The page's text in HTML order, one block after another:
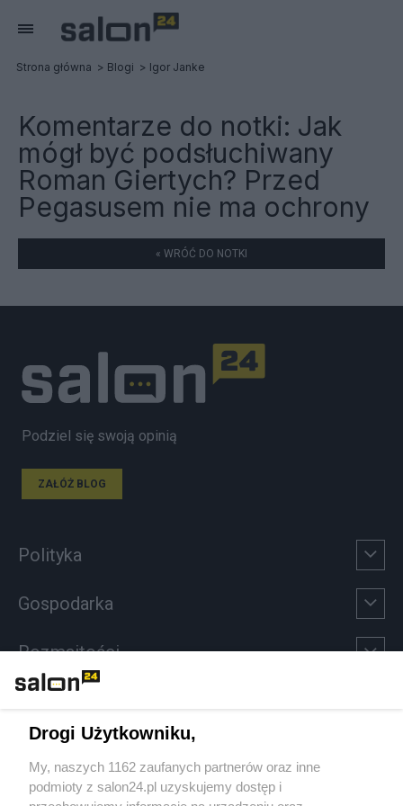
Strona główna Blogi Igor Janke
Komentarze do notki: Jak
mógł być podsłuchiwany
Roman Giertych? Przed
Pegasusem nie ma ochrony
« WRÓĆ DO NOTKI
Podziel się swoją opinią
ZAŁÓŻ BLOG
Polityka
Gospodarka
Rozmaitości
Sport
Społeczeństwo
Drogi Użytkowniku,
My, naszych 1162 zaufanych partnerów oraz inne
podmioty z salon24.pl uzyskujemy dostęp i